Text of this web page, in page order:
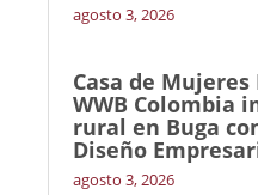
agosto 3, 2026
Casa de
WWB Colombia
rural en Buga
Diseño
agosto 3, 2026